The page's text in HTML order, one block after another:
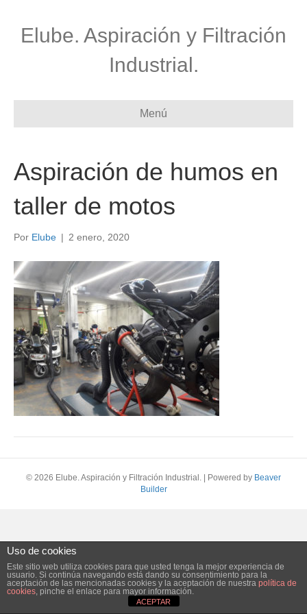
Elube. Aspiración y Filtración
Industrial.
Menú
Aspiración de humos en
taller de motos
Por Elube | 2 enero, 2020
© 2026 Elube. Aspiración y Filtración Industrial. Powered by Beaver
Builder
Uso de cookies
Este sitio web utiliza cookies para que usted tenga la mejor experiencia de
usuario. Si continúa navegando está dando su consentimiento para la
aceptación de las mencionadas cookies y la aceptación de nuestra política de
cookies, pinche el enlace para mayor información.
ACEPTAR